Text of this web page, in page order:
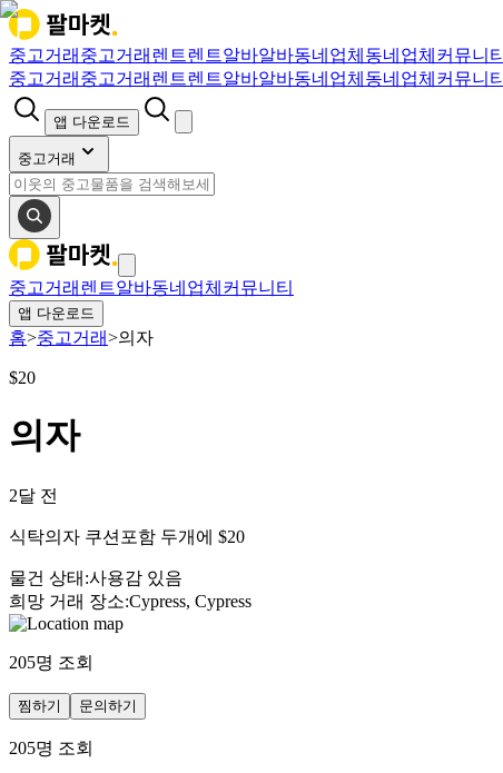
중고거래 중고거래 렌트렌트알바알바동네업체 동네업체 커뮤니티
중고거래 중고거래 렌트렌트알바알바동네업체 동네업체 커뮤니티
앱 다운로드
중고거래
중고거래 렌트알바동네업체 커뮤니티
앱 다운로드
홈>중고거래>의자
$20
의자
2달 전
식탁의자 쿠션포함 두개에 $20
물건 상태 :사용감 있음
희망 거래 장소:Cypress, Cypress
205명 조회
찜하기 문의하기
205명 조회